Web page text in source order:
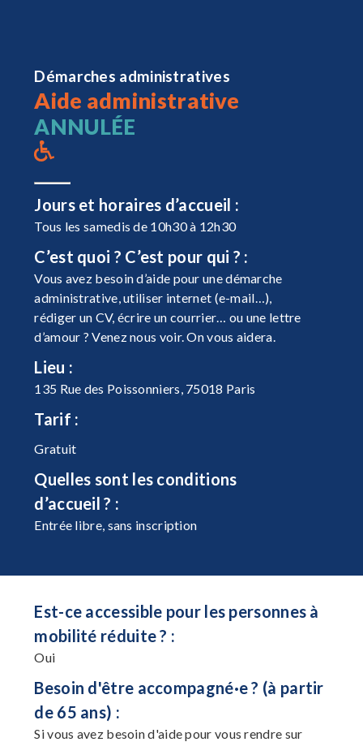
Démarches administratives
Aide administrative
ANNULÉE
Jours et horaires d’accueil :
Tous les samedis de 10h30 à 12h30
C’est quoi ? C’est pour qui ? :
Vous avez besoin d’aide pour une démarche
administrative, utiliser internet (e-mail…),
rédiger un CV, écrire un courrier… ou une lettre
d’amour ? Venez nous voir. On vous aidera.
Lieu :
135 Rue des Poissonniers, 75018 Paris
Tarif :
Gratuit
Quelles sont les conditions
d’accueil ? :
Entrée libre, sans inscription
Est-ce accessible pour les personnes à
mobilité réduite ? :
Oui
Besoin d'être accompagné·e ? (à partir
de 65 ans) :
Si vous avez besoin d'aide pour vous rendre sur